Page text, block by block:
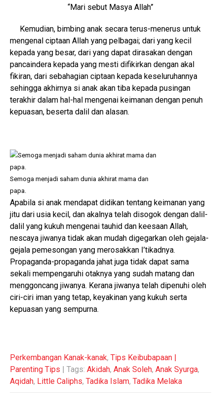
“Mari sebut Masya Allah”
Kemudian, bimbing anak secara terus-menerus untuk
mengenal ciptaan Allah yang pelbagai; dari yang kecil
kepada yang besar, dari yang dapat dirasakan dengan
pancaindera kepada yang mesti difikirkan dengan akal
fikiran, dari sebahagian ciptaan kepada keseluruhannya
sehingga akhirnya si anak akan tiba kepada pusingan
terakhir dalam hal-hal mengenai keimanan dengan penuh
kepuasan, beserta dalil dan alasan.
Semoga menjadi saham dunia akhirat mama dan
papa.
Apabila si anak mendapat didikan tentang keimanan yang
jitu dari usia kecil, dan akalnya telah disogok dengan dalil-
dalil yang kukuh mengenai tauhid dan keesaan Allah,
nescaya jiwanya tidak akan mudah digegarkan oleh gejala-
gejala pemesongan yang merosakkan I’tikadnya.
Propaganda-propaganda jahat juga tidak dapat sama
sekali mempengaruhi otaknya yang sudah matang dan
menggoncang jiwanya. Kerana jiwanya telah dipenuhi oleh
ciri-ciri iman yang tetap, keyakinan yang kukuh serta
kepuasan yang sempurna.
Perkembangan Kanak-kanak, Tips Keibubapaan |
Parenting Tips | Tags: Akidah, Anak Soleh, Anak Syurga,
Aqidah, Little Caliphs, Tadika Islam, Tadika Melaka